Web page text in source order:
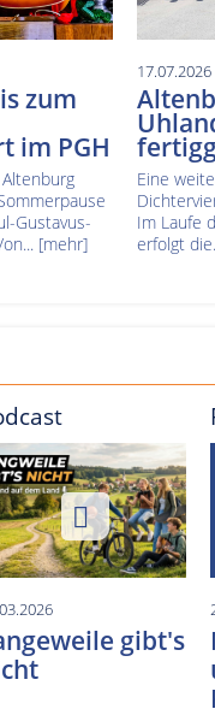
zum
im PGH
Gustavus-
[mehr]
17.07.2026
Eine
Im Laufe
erfolgt
gibt's